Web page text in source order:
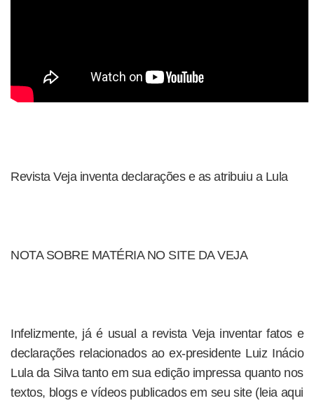
Revista Veja inventa declarações e as atribuiu a Lula
NOTA SOBRE MATÉRIA NO SITE DA VEJA
Infelizmente, já é usual a revista Veja inventar fatos e
declarações relacionados ao ex-presidente Luiz Inácio
Lula da Silva tanto em sua edição impressa quanto nos
textos, blogs e vídeos publicados em seu site (leia aqui